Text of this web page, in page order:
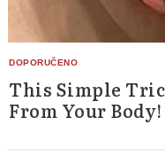
This Simple
From Your Body!